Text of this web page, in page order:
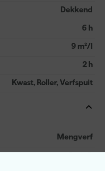
Dekkend
6 h
9 m²/l
2 h
Kwast, Roller, Verfspuit
Mengverf
Basis D